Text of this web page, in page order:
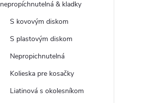
nepropíchnutelná & kladky
S kovovým diskom
S plastovým diskom
Nepropichnutelná
Kolieska pre kosačky
Liatinová s okolesníkom